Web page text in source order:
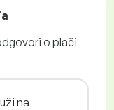
o plači
na